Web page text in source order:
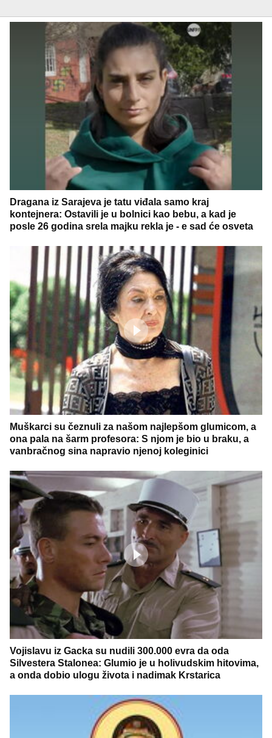
Dragana iz Sarajeva je tatu viđala samo kraj
kontejnera: Ostavili je u bolnici kao bebu, a kad je
posle 26 godina srela majku rekla je - e sad će osveta
Muškarci su čeznuli za našom najlepšom glumicom, a
ona pala na šarm profesora: S njom je bio u braku, a
vanbračnog sina napravio njenoj koleginici
Vojislavu iz Gacka su nudili 300.000 evra da oda
Silvestera Stalonea: Glumio je u holivudskim hitovima,
a onda dobio ulogu života i nadimak Krstarica